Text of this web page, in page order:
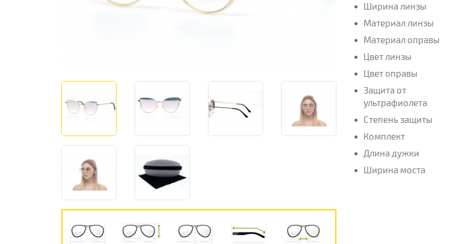
Ширина линзы
Материал линзы
Материал оправы
Цвет линзы
Цвет оправы
Защита от
ультрафиолета
Степень защиты
Комплект
Длина дужки
Ширина моста